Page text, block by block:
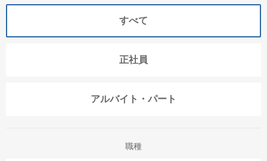
すべて
正社員
アルバイト・パート
職種